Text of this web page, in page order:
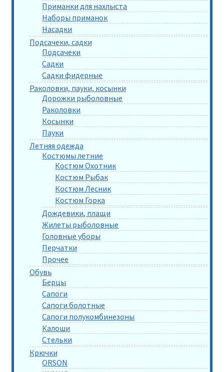
Приманки для нахлыста
Наборы приманок
Насадки
Подсачеки, садки
Подсачеки
Садки
Садки фидерные
Раколовки, пауки, косынки
Дорожки рыболовные
Раколовки
Косынки
Пауки
Летняя одежда
Костюмы летние
Костюм Охотник
Костюм Рыбак
Костюм Лесник
Костюм Горка
Дождевики, плащи
Жилеты рыболовные
Головные уборы
Перчатки
Прочее
Обувь
Берцы
Сапоги
Сапоги болотные
Сапоги полукомбинезоны
Калоши
Стельки
Крючки
ORSON